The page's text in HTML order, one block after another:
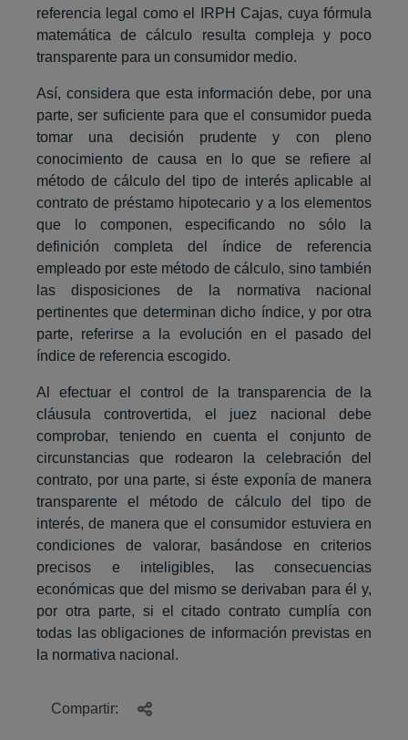
referencia legal como el IRPH Cajas, cuya fórmula
matemática de cálculo resulta compleja y poco
transparente para un consumidor medio.
Así, considera que esta información debe, por una
parte, ser suficiente para que el consumidor pueda
tomar una decisión prudente y con pleno
conocimiento de causa en lo que se refiere al
método de cálculo del tipo de interés aplicable al
contrato de préstamo hipotecario y a los elementos
que lo componen, especificando no sólo la
definición completa del índice de referencia
empleado por este método de cálculo, sino también
las disposiciones de la normativa nacional
pertinentes que determinan dicho índice, y por otra
parte, referirse a la evolución en el pasado del
índice de referencia escogido.
Al efectuar el control de la transparencia de la
cláusula controvertida, el juez nacional debe
comprobar, teniendo en cuenta el conjunto de
circunstancias que rodearon la celebración del
contrato, por una parte, si éste exponía de manera
transparente el método de cálculo del tipo de
interés, de manera que el consumidor estuviera en
condiciones de valorar, basándose en criterios
precisos e inteligibles, las consecuencias
económicas que del mismo se derivaban para él y,
por otra parte, si el citado contrato cumplía con
todas las obligaciones de información previstas en
la normativa nacional.
Compartir: